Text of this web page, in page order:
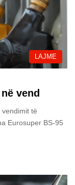
LAJME
vend
të
Eurosuper BS-95